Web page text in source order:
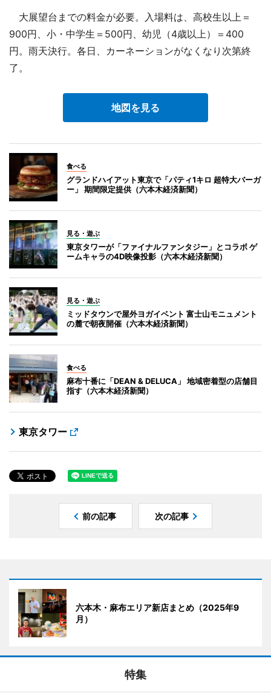
大展望台までの料金が必要。入場料は、高校生以上＝
900円、小・中学生＝500円、幼児（4歳以上）＝400
円。雨天決行。各日、カーネーションがなくなり次第終
了。
地図を見る
食べる
グランドハイアット東京で「パティ1キロ 超特大バーガ
ー」 期間限定提供（六本木経済新聞）
見る・遊ぶ
東京タワーが「ファイナルファンタジー」とコラボ ゲ
ームキャラの4D映像投影（六本木経済新聞）
見る・遊ぶ
ミッドタウンで屋外ヨガイベント 富士山モニュメント
の麓で朝夜開催（六本木経済新聞）
食べる
麻布十番に「DEAN & DELUCA」 地域密着型の店舗目
指す（六本木経済新聞）
東京タワー
前の記事 次の記事
六本木・麻布エリア新店まとめ（2025年9
月）
特集